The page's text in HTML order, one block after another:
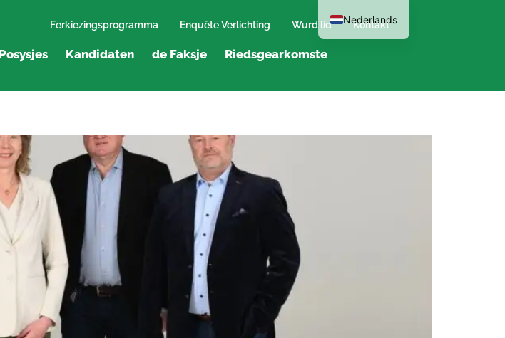
Ferkiezingsprogramma Enquête Verlichting Wurd lid Kontakt
Posysjes Kandidaten de Faksje Riedsgearkomste
Nederlands